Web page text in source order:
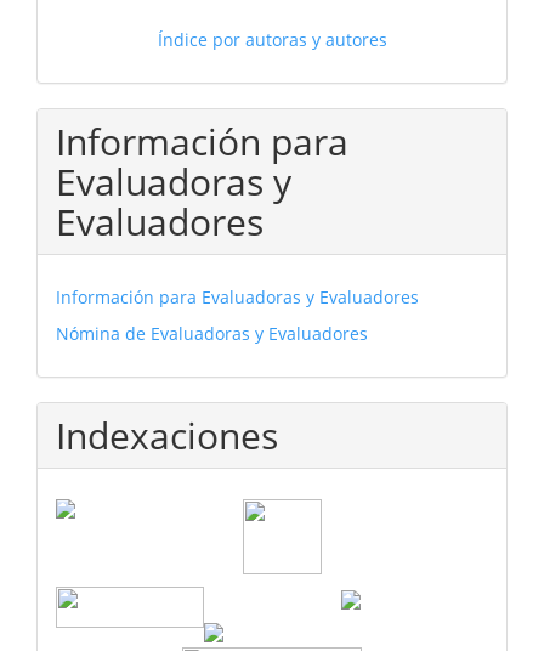
Índice por autoras y autores
Información para
Evaluadoras y
Evaluadores
Información para Evaluadoras y Evaluadores
Nómina de Evaluadoras y Evaluadores
Indexaciones